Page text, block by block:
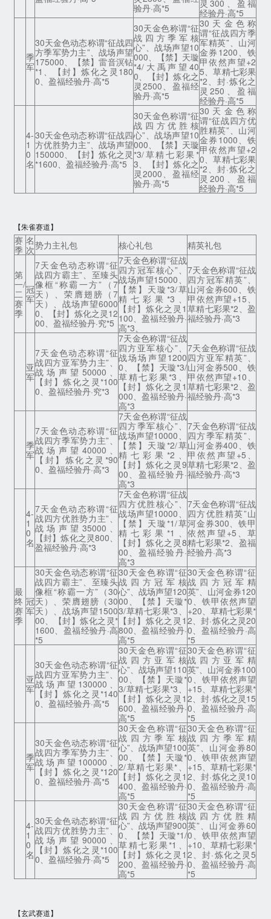
验丹·高*5
灵300、盈福
经验丹·高*5
季
军
30天金色动态称谓“征战四
方季军势力主”、战场声望
175000、【禁】雷音溟钻
*1、【封】炼化之灵180
0、盈福经验丹·高*5
30天金色称谓“征
战四方季军核
心”、战场声望10
000、【禁】天璇
*4/大禹声望40
0、【封】炼化之
灵2500、盈福经
验丹·高*5
30天金色称
谓“征战四方季
军精英”、山河
金券1200、铁
甲依然声望+2
5、草精七彩果
*2、封·炼化之
灵250、盈福
经验丹·高*5
4-
1
0
名
30天金色动态称谓“征战四
方优胜势力主”、战场声望
150000、【封】炼化之灵
*1600、盈福经验丹·高*5
30天金色称谓“征
战四方优胜核
心”、战场声望10
000、【禁】天璇
*3/草精七彩果*
3、【封】炼化之
灵2000、盈福经
验丹·高*5
30天金色称
谓“征战四方优
胜精英”、山河
金券1000、铁
甲依然声望+2
0、草精七彩果
*2、封·炼化之
灵200、盈福
经验丹·高*5
【朱雀赛道】
赛
季
名
次势力主礼包 核心礼包 精英礼包
第
一/
二
赛
季
冠
军
7天金色动态称谓“征
战四方霸主”、至臻头
像框“称霸一方”（7
天）、荣膺翅膀（7
天）、战场声望6000
0、【封】炼化之灵12
00、盈福经验丹·究*5
7天金色称谓“征战
四方冠军核心”、
战场声望15000、
【禁】天璇*3/草
精七彩果*3、
【封】炼化之灵1
100、盈福经验丹·
高*3、
7天金色称谓“征战
四方冠军精英”、
山河金券600、铁
甲依然声望+15、
草精七彩果*2、盈
福经验丹·高*3
亚
军
7天金色动态称谓“征
战四方亚军势力主”、
战场声望50000、
【封】炼化之灵*100
0、盈福经验丹·究*3
7天金色称谓“征战
四方亚军核心”、
战场场声望1200
0、【禁】天璇*3/
草精七彩果*3、
【封】炼化之灵1
000、盈福经验丹·
高*3
7天金色称谓“征战
四方亚军精英”、
山河金券500、铁
甲依然声望+10、
草精七彩果*2、盈
福经验丹·高*3
季
军
7天金色动态称谓“征
战四方季军势力主”、
战场声望40000、
【封】炼化之灵*90
0、盈福经验丹·高*3
7天金色称谓“征战
四方季军核心”、
战场声望10000、
【禁】天璇*2/草
精七彩果*2、
【封】炼化之灵9
00、盈福经验丹·
高*3
7天金色称谓“征战
四方季军精英”、
山河金券400、铁
甲依然声望+5、
草精七彩果*2、盈
福经验丹·高*3
4-
1
0
名
7天金色动态称谓“征
战四方优胜势力主”、
战场声望35000、
【封】炼化之灵800、
盈福经验丹·高*3
7天金色称谓“征战
四方优胜核心”、
战场声望10000、
【禁】天璇*1/草
精七彩果*1、
【封】炼化之灵8
00、盈福经验丹·
高*3
7天金色称谓“征战
四方优胜精英”山
河金券300、铁甲
依然声望+5、草
精七彩果*2、盈福
经验丹·高*3
最
终
赛
季
冠
军
30天金色动态称谓“征
战四方霸主”、至臻头
像框“称霸一方”（30
天）、荣膺翅膀（30
天）、战场声望1500
00、【封】炼化之灵*
1600、盈福经验丹·高
*5
30天金色称谓“征
战四方冠军核
心”、战场声望120
00、【禁】天璇*
3/草精七彩果*3、
【封】炼化之灵1
800、盈福经验丹·
高*5
30天金色称谓“征
战四方冠军精
英”、山河金券120
0、铁甲依然声望
+20、草精七彩果*
2、封·炼化之灵20
0、盈福经验丹·高
*5
亚
军
30天金色动态称谓“征
战四方亚军势力主”、
战场声望130000、
【封】炼化之灵*140
0、盈福经验丹·高*5
30天金色称谓“征
战四方亚军核
心”、战场声望110
00、【禁】天璇*
3/草精七彩果*3、
【封】炼化之灵1
600、盈福经验丹·
高*5
30天金色称谓“征
战四方亚军精
英”、山河金券100
0、铁甲依然声望
+15、草精七彩果*
2、封·炼化之灵15
0、盈福经验丹·高
*5
季
军
30天金色动态称谓“征
战四方季军势力主”、
战场声望100000、
【封】炼化之灵*120
0、盈福经验丹·高*5
30天金色称谓“征
战四方季军核
心”、战场声望100
00、【禁】天璇*
2/草精七彩果*、
【封】炼化之灵1
400、盈福经验丹·
高*5
30天金色称谓“征
战四方季军精
英”、山河金券80
0、铁甲依然声望
+15、草精七彩果*
2、封·炼化之灵10
0、盈福经验丹·高
*5
4-
1
0
名
30天金色动态称谓“征
战四方优胜势力主”、
战场声望90000、
【封】炼化之灵*100
0、盈福经验丹·高*5
30天金色称谓“征
战四方优胜核
心”、战场声望900
0、【禁】天璇*1/
草精七彩果*1、
【封】炼化之灵1
200、盈福经验丹·
高*5
30天金色称谓“征
战四方优胜精
英”、山河金券60
0、铁甲依然声望
+10、草精七彩果*
2、封·炼化之灵5
0、盈福经验丹·高
*5
【玄武赛道】